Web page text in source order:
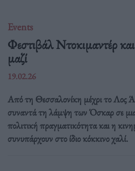
Events
Φεστιβάλ Ντοκιμαντέρ
μαζί
19.02.26
Από τη Θεσσαλονίκη μέχρι το Λος
συναντά τη λάμψη των Όσκαρ σε
πολιτική πραγματικότητα και η
συνυπάρχουν στο ίδιο κόκκινο χαλί.